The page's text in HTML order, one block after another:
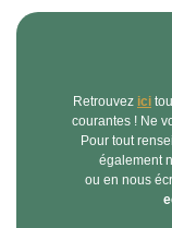
Retrouvez ici
courantes ! Ne
Pour tout
également
ou en nous